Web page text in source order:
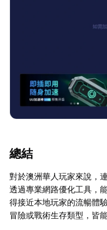
總結
對於澳洲華人玩家來說，
透過專業網路優化工具，
得接近本地玩家的流暢體
冒險或戰術生存類型，皆